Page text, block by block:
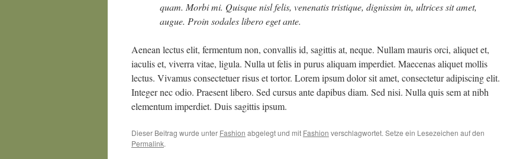
quam. Morbi mi. Quisque nisl felis, venenatis tristique, dignissim in, ultrices sit amet,
augue. Proin sodales libero eget ante.
Aenean lectus elit, fermentum non, convallis id, sagittis at, neque. Nullam mauris orci, aliquet et,
iaculis et, viverra vitae, ligula. Nulla ut felis in purus aliquam imperdiet. Maecenas aliquet mollis
lectus. Vivamus consectetuer risus et tortor. Lorem ipsum dolor sit amet, consectetur adipiscing elit.
Integer nec odio. Praesent libero. Sed cursus ante dapibus diam. Sed nisi. Nulla quis sem at nibh
elementum imperdiet. Duis sagittis ipsum.
Dieser Beitrag wurde unter Fashion abgelegt und mit Fashion verschlagwortet. Setze ein Lesezeichen auf den
Permalink.